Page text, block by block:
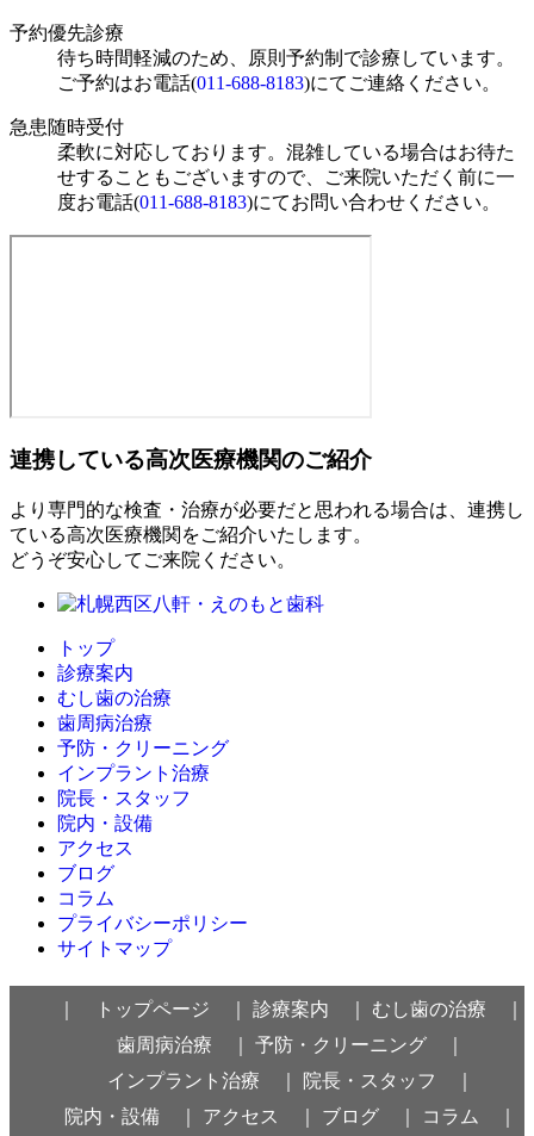
予約優先診療
待ち時間軽減のため、原則予約制で診療しています。
ご予約はお電話(011-688-8183)にてご連絡ください。
急患随時受付
柔軟に対応しております。混雑している場合はお待た
せすることもございますので、ご来院いただく前に一
度お電話(011-688-8183)にてお問い合わせください。
連携している高次医療機関のご紹介
より専門的な検査・治療が必要だと思われる場合は、連携し
ている高次医療機関をご紹介いたします。
どうぞ安心してご来院ください。
トップ
診療案内
むし歯の治療
歯周病治療
予防・クリーニング
インプラント治療
院長・スタッフ
院内・設備
アクセス
ブログ
コラム
プライバシーポリシー
サイトマップ
｜ トップページ ｜ 診療案内 ｜
むし歯の治療 ｜
歯周病治療 ｜
予防・クリーニング ｜
インプラント治療 ｜
院長・スタッフ ｜
院内・設備 ｜
アクセス ｜ ブログ ｜ コラム ｜